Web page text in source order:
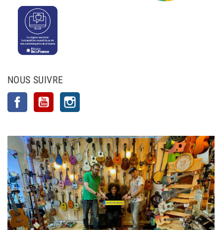
NOUS SUIVRE
Facebook YouTube